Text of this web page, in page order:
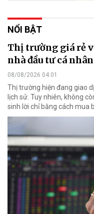
NỔI BẬT
Thị trường giá rẻ
nhà đầu tư cá nhân
08/08/2026 04:01
Thị trường hiện đang giao
lịch sử. Tuy nhiên, không
sinh lời chỉ bằng cách mua